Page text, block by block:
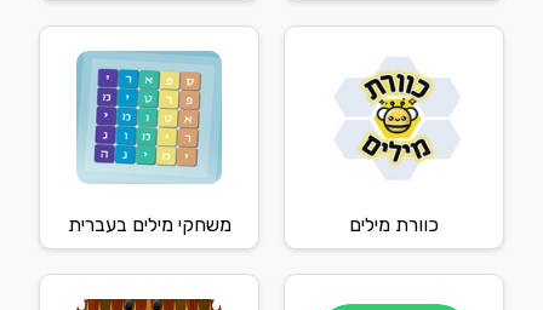
כוורת מילים משחקי מילים בעברית